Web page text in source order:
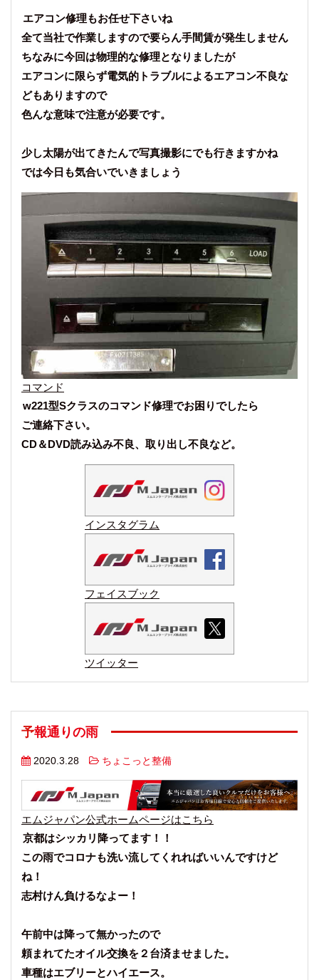
エアコン修理もお任せ下さいね
全て当社で作業しますので要らん手間賃が発生しません
ちなみに今回は物理的な修理となりましたが
エアコンに限らず電気的トラブルによるエアコン不良な
どもありますので
色んな意味で注意が必要です。
少し太陽が出てきたんで写真撮影にでも行きますかね
では今日も気合いでいきましょう
コマンド
w221型Sクラスのコマンド修理でお困りでしたら
ご連絡下さい。
CD＆DVD読み込み不良、取り出し不良など。
インスタグラム
フェイスブック
ツイッター
予報通りの雨
2020.3.28 ちょこっと整備
エムジャパン公式ホームページはこちら
京都はシッカリ降ってます！！
この雨でコロナも洗い流してくれればいいんですけど
ね！
志村けん負けるなよー！
午前中は降って無かったので
頼まれてたオイル交換を２台済ませました。
車種はエブリーとハイエース。